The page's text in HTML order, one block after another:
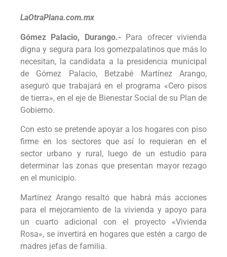
LaOtraPlana.com.mx
Gómez Palacio, Durango.-Para ofrecer vivienda
digna y segura para los gomezpalatinos que más lo
necesitan, la candidata a la presidencia municipal
de Gómez Palacio, Betzabé Martínez Arango,
aseguró que trabajará en el programa «Cero pisos
de tierra», en el eje de Bienestar Social de su Plan de
Gobierno.
Con esto se pretende apoyar a los hogares con piso
firme en los sectores que así lo requieran en el
sector urbano y rural, luego de un estudio para
determinar las zonas que presentan mayor rezago
en el municipio.
Martínez Arango resaltó que habrá más acciones
para el mejoramiento de la vivienda y apoyo para
un cuarto adicional con el proyecto «Vivienda
Rosa», se invertirá en hogares que estén a cargo de
madres jefas de familia.